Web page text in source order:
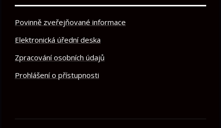
Povinně zveřejňované informace
Elektronická úřední deska
Zpracování osobních údajů
Prohlášení o přístupnosti